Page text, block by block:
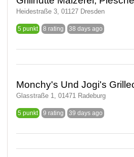
Heidestraße 3, 01127 Dresden
5 punkt 8 rating 38 days ago
Monchy's Und Jogi's
Glasstraße 1, 01471 Radeburg
5 punkt 9 rating 39 days ago